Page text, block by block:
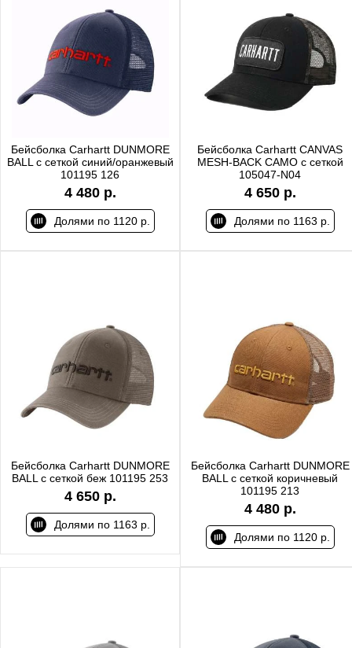
Бейсболка Carhartt DUNMORE
BALL с сеткой синий/оранжевый
101195 126
4 480 р.
Долями по 1120 р.
Бейсболка Carhartt CANVAS
MESH-BACK CAMO с сеткой
105047-N04
4 650 р.
Долями по 1163 р.
Бейсболка Carhartt DUNMORE
BALL с сеткой беж 101195 253
4 650 р.
Долями по 1163 р.
Бейсболка Carhartt DUNMORE
BALL с сеткой коричневый
101195 213
4 480 р.
Долями по 1120 р.